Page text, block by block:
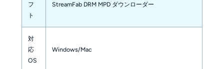
フ
ト
StreamFab DRM MPD ダウンローダー
対
応
OS
Windows/Mac